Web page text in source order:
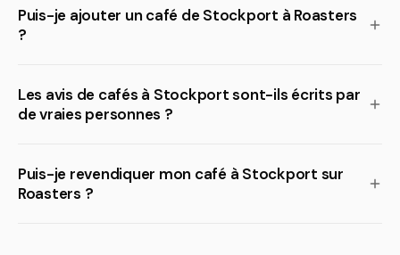
Puis-je ajouter un café de Stockport à Roasters
?
Les avis de cafés à Stockport sont-ils écrits par
de vraies personnes ?
Puis-je revendiquer mon café à Stockport sur
Roasters ?